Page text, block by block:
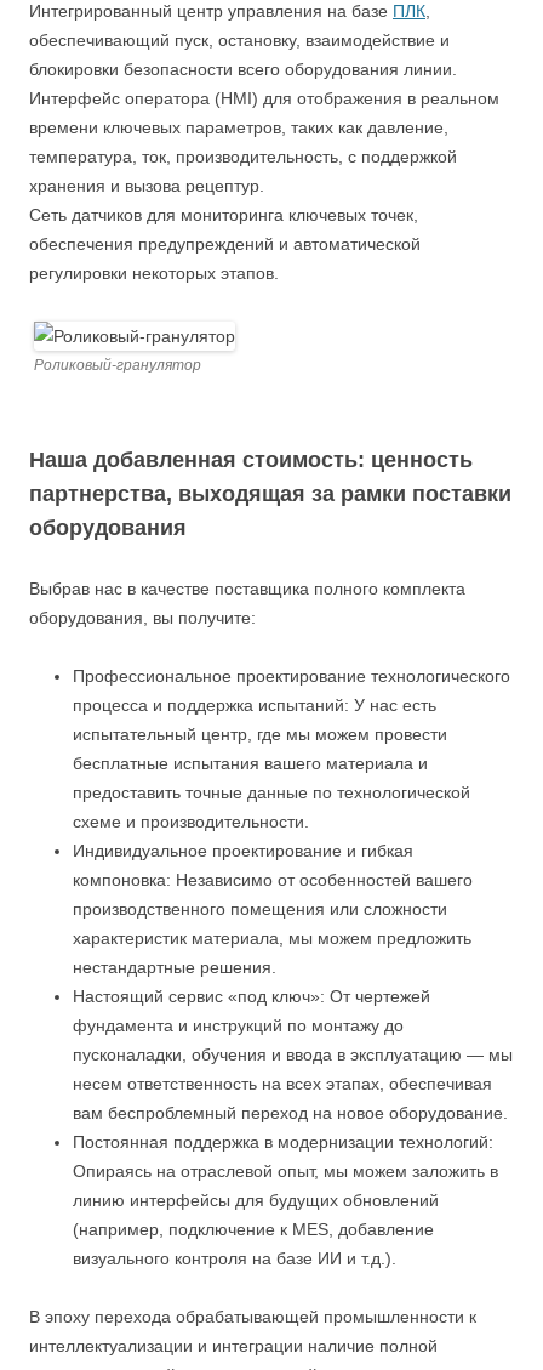
Интегрированный центр управления на базе ПЛК
обеспечивающий пуск, остановку, взаимодействие и
блокировки безопасности всего оборудования линии.
Интерфейс оператора (HMI) для отображения в реальном
времени ключевых параметров, таких как давление,
температура, ток, производительность, с поддержкой
хранения и вызова рецептур.
Сеть датчиков для мониторинга ключевых точек,
обеспечения предупреждений и автоматической
регулировки некоторых этапов.
Роликовый-гранулятор
Наша добавленная стоимость: ценность
партнерства, выходящая за рамки поставки
оборудования
Выбрав нас в качестве поставщика полного комплекта
оборудования, вы получите:
Профессиональное проектирование технологического
процесса и поддержка испытаний: У нас есть
испытательный центр, где мы можем провести
бесплатные испытания вашего материала и
предоставить точные данные по технологической
схеме и производительности.
Индивидуальное проектирование и гибкая
компоновка: Независимо от особенностей вашего
производственного помещения или сложности
характеристик материала, мы можем предложить
нестандартные решения.
Настоящий сервис «под ключ»: От чертежей
фундамента и инструкций по монтажу до
пусконаладки, обучения и ввода в эксплуатацию — мы
несем ответственность на всех этапах, обеспечивая
вам беспроблемный переход на новое оборудование.
Постоянная поддержка в модернизации технологий:
Опираясь на отраслевой опыт, мы можем заложить в
линию интерфейсы для будущих обновлений
(например, подключение к MES, добавление
визуального контроля на базе ИИ и т.д.).
В эпоху перехода обрабатывающей промышленности к
интеллектуализации и интеграции наличие полной